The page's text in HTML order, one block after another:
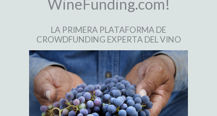
WineFunding.com!
LA PRIMERA PLATAFORMA DE
CROWDFUNDING EXPERTA DEL VINO